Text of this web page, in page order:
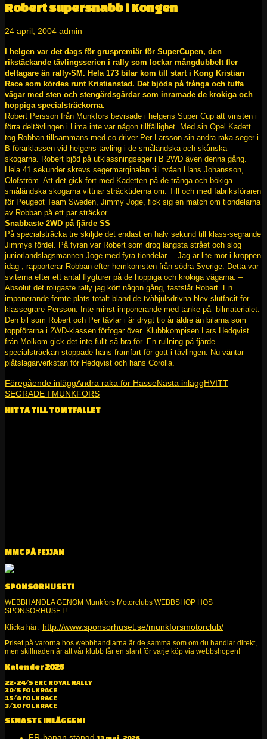
Robert supersnabb i Kongen
24 april, 2004 admin
I helgen var det dags för gruspremiär för SuperCupen, den
rikstäckande tävlingsserien i rally som lockar mångdubbelt fler
deltagare än rally-SM. Hela 173 bilar kom till start i Kong Kristian
Race som kördes runt Kristianstad. Det bjöds på trånga och tuffa
vägar med sten och stengärdsgårdar som inramade de krokiga och
hoppiga specialsträckorna.
Robert Persson från Munkfors bevisade i helgens Super Cup att vinsten i
förra deltävlingen i Lima inte var någon tillfällighet. Med sin Opel Kadett
tog Robban tillsammans med co-driver Per Larsson sin andra raka seger i
B-förarklassen vid helgens tävling i de småländska och skånska
skogarna. Robert bjöd på utklassningseger i B 2WD även denna gång.
Hela 41 sekunder skrevs segermarginalen till tvåan Hans Johansson,
Olofström. Att det gick fort med Kadetten på de trånga och bökiga
småländska skogarna vittnar sträcktiderna om. Till och med fabriksföraren
för Peugeot Team Sweden, Jimmy Joge, fick sig en match om tiondelarna
av Robban på ett par sträckor.
Snabbaste 2WD på fjärde SS
På specialsträcka tre skiljde det endast en halv sekund till klass-segrande
Jimmys fördel. På fyran var Robert som drog längsta strået och slog
juniorlandslagsmannen Joge med fyra tiondelar. – Jag är lite mör i kroppen
idag , rapporterar Robban efter hemkomsten från södra Sverige. Detta var
sviterna efter ett antal flygturer på de hoppiga och krokiga vägarna. –
Absolut det roligaste rally jag kört någon gång, fastslår Robert. En
imponerande femte plats totalt bland de tvåhjulsdrivna blev slutfacit för
klassegrare Persson. Inte minst imponerande med tanke på bilmaterialet.
Den bil som Robert och Per tävlar i är drygt tio år äldre än bilarna som
toppförarna i 2WD-klassen förfogar över. Klubbkompisen Lars Hedqvist
från Molkom gick det inte fullt så bra för. En rullning på fjärde
specialsträckan stoppade hans framfart för gott i tävlingen. Nu väntar
plåtslagarverkstan för Hedqvist och hans Corolla.
Inläggsnavigering
Föregående inläggAndra raka för HasseNästa inläggHVITT
SEGRADE I MUNKFORS
HITTA TILL TOMTFALLET
MMC PÅ FEJJAN
SPONSORHUSET!
WEBBHANDLA GENOM Munkfors Motorclubs WEBBSHOP HOS
SPONSORHUSET!
Klicka här: http://www.sponsorhuset.se/munkforsmotorclub/
Priset på varorna hos webbhandlarna är de samma som om du handlar direkt,
men skillnaden är att vår klubb får en slant för varje köp via webbshopen!
Alltid kul på två och fyra hjul!
Kalender 2026
22-24/5 ERC ROYAL RALLY
30/5 FOLKRACE
15/8 FOLKRACE
3/10 FOLKRACE
SENASTE INLÄGGEN!
FR-banan stängd 13 maj, 2026